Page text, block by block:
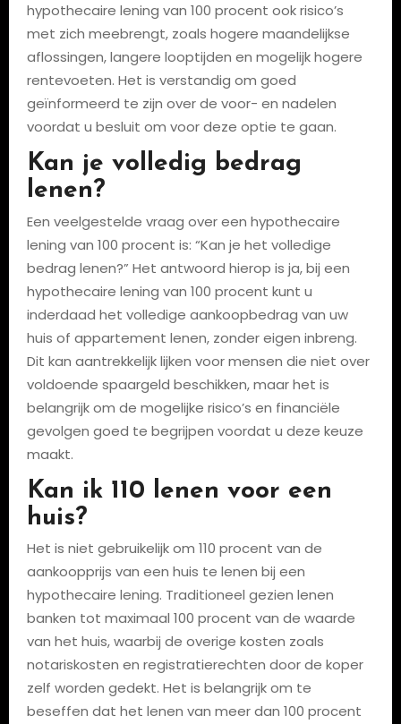
hypothecaire lening van 100 procent ook risico’s
met zich meebrengt, zoals hogere maandelijkse
aflossingen, langere looptijden en mogelijk hogere
rentevoeten. Het is verstandig om goed
geïnformeerd te zijn over de voor- en nadelen
voordat u besluit om voor deze optie te gaan.
Kan je volledig bedrag
lenen?
Een veelgestelde vraag over een hypothecaire
lening van 100 procent is: “Kan je het volledige
bedrag lenen?” Het antwoord hierop is ja, bij een
hypothecaire lening van 100 procent kunt u
inderdaad het volledige aankoopbedrag van uw
huis of appartement lenen, zonder eigen inbreng.
Dit kan aantrekkelijk lijken voor mensen die niet over
voldoende spaargeld beschikken, maar het is
belangrijk om de mogelijke risico’s en financiële
gevolgen goed te begrijpen voordat u deze keuze
maakt.
Kan ik 110 lenen voor een
huis?
Het is niet gebruikelijk om 110 procent van de
aankoopprijs van een huis te lenen bij een
hypothecaire lening. Traditioneel gezien lenen
banken tot maximaal 100 procent van de waarde
van het huis, waarbij de overige kosten zoals
notariskosten en registratierechten door de koper
zelf worden gedekt. Het is belangrijk om te
beseffen dat het lenen van meer dan 100 procent